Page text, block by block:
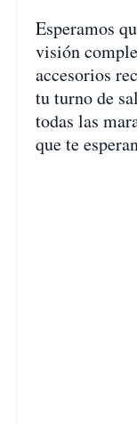
Esperamos
visión
accesorios
tu turno de
todas las
que te